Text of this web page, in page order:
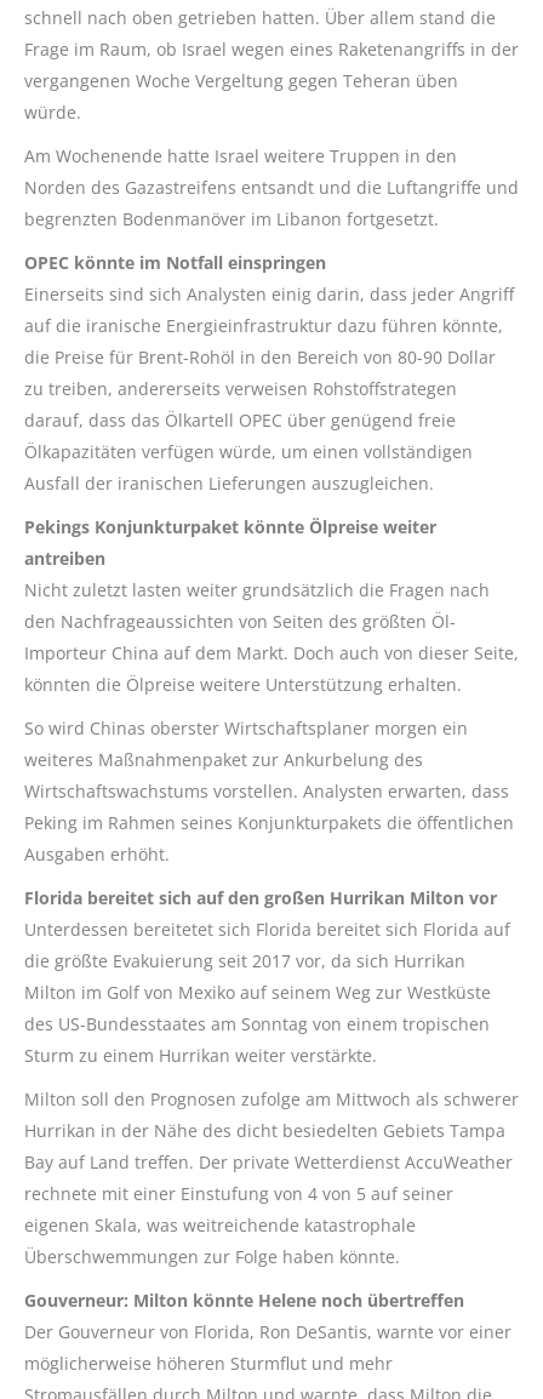
schnell nach oben getrieben hatten. Über allem stand die
Frage im Raum, ob Israel wegen eines Raketenangriffs in der
vergangenen Woche Vergeltung gegen Teheran üben
würde.
Am Wochenende hatte Israel weitere Truppen in den
Norden des Gazastreifens entsandt und die Luftangriffe und
begrenzten Bodenmanöver im Libanon fortgesetzt.
OPEC könnte im Notfall einspringen
Einerseits sind sich Analysten einig darin, dass jeder Angriff
auf die iranische Energieinfrastruktur dazu führen könnte,
die Preise für Brent-Rohöl in den Bereich von 80-90 Dollar
zu treiben, andererseits verweisen Rohstoffstrategen
darauf, dass das Ölkartell OPEC über genügend freie
Ölkapazitäten verfügen würde, um einen vollständigen
Ausfall der iranischen Lieferungen auszugleichen.
Pekings Konjunkturpaket könnte Ölpreise weiter
antreiben
Nicht zuletzt lasten weiter grundsätzlich die Fragen nach
den Nachfrageaussichten von Seiten des größten Öl-
Importeur China auf dem Markt. Doch auch von dieser Seite,
könnten die Ölpreise weitere Unterstützung erhalten.
So wird Chinas oberster Wirtschaftsplaner morgen ein
weiteres Maßnahmenpaket zur Ankurbelung des
Wirtschaftswachstums vorstellen. Analysten erwarten, dass
Peking im Rahmen seines Konjunkturpakets die öffentlichen
Ausgaben erhöht.
Florida bereitet sich auf den großen Hurrikan Milton vor
Unterdessen bereitetet sich Florida bereitet sich Florida auf
die größte Evakuierung seit 2017 vor, da sich Hurrikan
Milton im Golf von Mexiko auf seinem Weg zur Westküste
des US-Bundesstaates am Sonntag von einem tropischen
Sturm zu einem Hurrikan weiter verstärkte.
Milton soll den Prognosen zufolge am Mittwoch als schwerer
Hurrikan in der Nähe des dicht besiedelten Gebiets Tampa
Bay auf Land treffen. Der private Wetterdienst AccuWeather
rechnete mit einer Einstufung von 4 von 5 auf seiner
eigenen Skala, was weitreichende katastrophale
Überschwemmungen zur Folge haben könnte.
Gouverneur: Milton könnte Helene noch übertreffen
Der Gouverneur von Florida, Ron DeSantis, warnte vor einer
möglicherweise höheren Sturmflut und mehr